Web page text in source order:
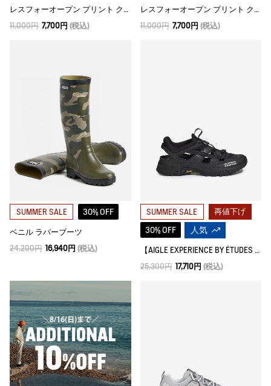
レスフォーオープン プリント クロッグ
11,000円 7,700円 (税込)
レスフォーオープン プリント クロッグ
11,000円 7,700円 (税込)
SUMMER SALE 30% OFF
ベニル ラバーブーツ
24,200円 16,940円 (税込)
SUMMER SALE 再値下げ
30% OFF 人気
【AIGLE EXPERIENCE BY ÉTUDES STUDIO】 パリオット スニーカー
25,300円 17,710円 (税込)